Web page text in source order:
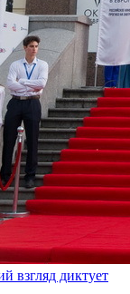
взгляд диктует